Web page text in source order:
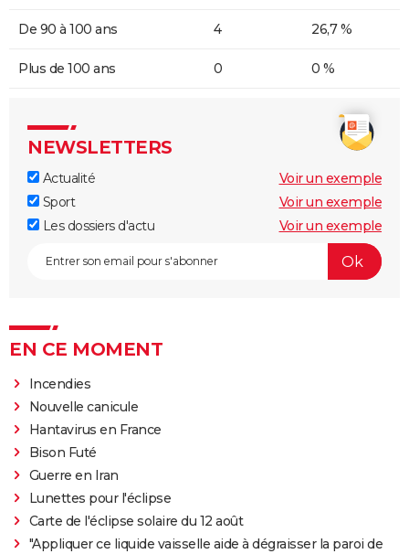
De 90 à 100 ans 4 26,7 %
Plus de 100 ans 0 0 %
NEWSLETTERS
Actualité
Voir un exemple
Sport
Voir un exemple
Les dossiers d'actu
Voir un exemple
EN CE MOMENT
Incendies
Nouvelle canicule
Hantavirus en France
Bison Futé
Guerre en Iran
Lunettes pour l'éclipse
Carte de l'éclipse solaire du 12 août
"Appliquer ce liquide vaisselle aide à dégraisser la paroi de